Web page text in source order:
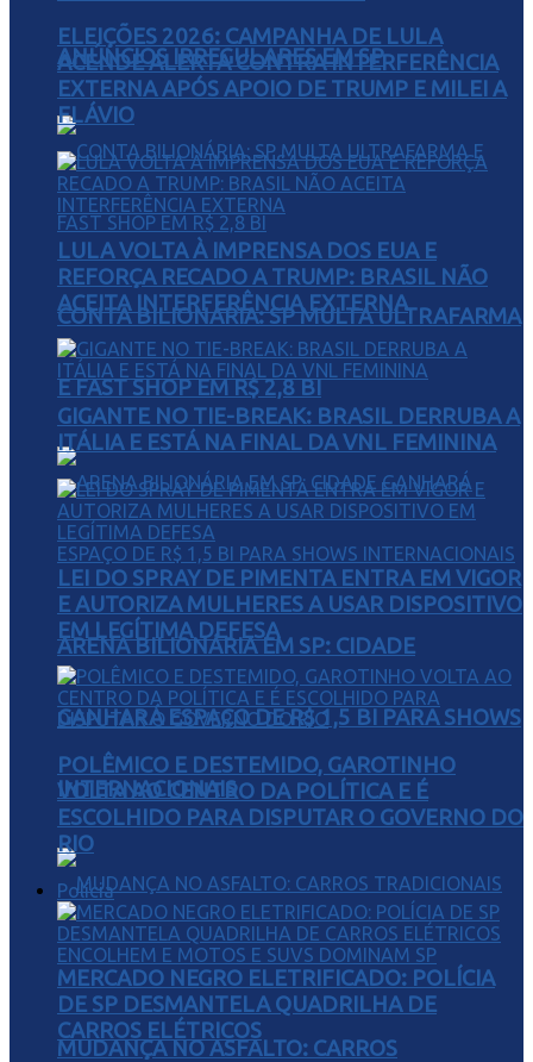
ANÚNCIOS IRREGULARES EM SP
CONTA BILIONÁRIA: SP MULTA ULTRAFARMA
E FAST SHOP EM R$ 2,8 BI
ARENA BILIONÁRIA EM SP: CIDADE
GANHARÁ ESPAÇO DE R$ 1,5 BI PARA SHOWS
INTERNACIONAIS
MUDANÇA NO ASFALTO: CARROS
ELEIÇÕES 2026: CAMPANHA DE LULA
ACENDE ALERTA CONTRA INTERFERÊNCIA
EXTERNA APÓS APOIO DE TRUMP E MILEI A
FLÁVIO
LULA VOLTA À IMPRENSA DOS EUA E
REFORÇA RECADO A TRUMP: BRASIL NÃO
ACEITA INTERFERÊNCIA EXTERNA
GIGANTE NO TIE-BREAK: BRASIL DERRUBA A
ITÁLIA E ESTÁ NA FINAL DA VNL FEMININA
LEI DO SPRAY DE PIMENTA ENTRA EM VIGOR
E AUTORIZA MULHERES A USAR DISPOSITIVO
EM LEGÍTIMA DEFESA
POLÊMICO E DESTEMIDO, GAROTINHO
VOLTA AO CENTRO DA POLÍTICA E É
ESCOLHIDO PARA DISPUTAR O GOVERNO DO
RIO
Polícia
MERCADO NEGRO ELETRIFICADO: POLÍCIA
DE SP DESMANTELA QUADRILHA DE
CARROS ELÉTRICOS